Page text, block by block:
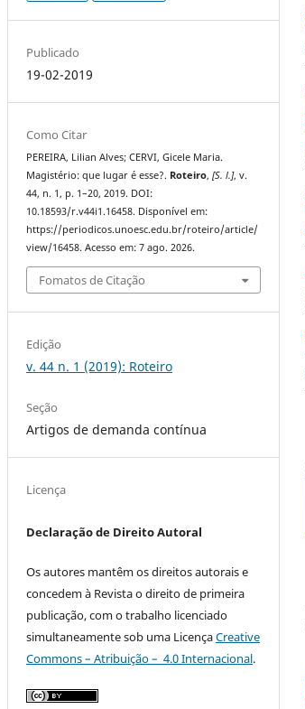
Publicado
19-02-2019
Como Citar
PEREIRA, Lilian Alves; CERVI, Gicele Maria.
Magistério: que lugar é esse?. Roteiro,[S. l.], v.
44, n. 1, p. 1–20, 2019. DOI:
10.18593/r.v44i1.16458. Disponível em:
https://periodicos.unoesc.edu.br/roteiro/article/
view/16458. Acesso em: 7 ago. 2026.
Fomatos de Citação
Edição
v. 44 n. 1 (2019): Roteiro
Seção
Artigos de demanda contínua
Licença
Declaração de Direito Autoral
Os autores mantêm os direitos autorais e
concedem à Revista o direito de primeira
publicação, com o trabalho licenciado
simultaneamente sob uma LicençaCreative
Commons – Atribuição – 4.0 Internacional.